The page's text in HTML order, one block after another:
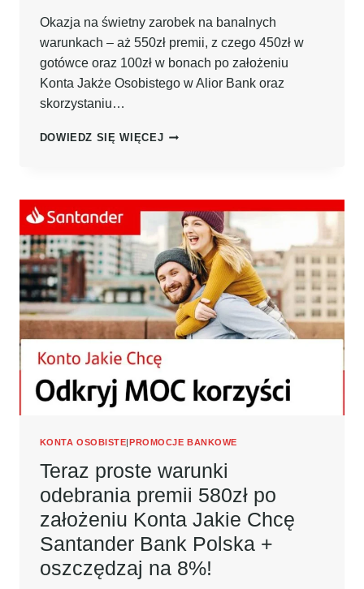
Okazja na świetny zarobek na banalnych
warunkach – aż 550zł premii, z czego 450zł w
gotówce oraz 100zł w bonach po założeniu
Konta Jakże Osobistego w Alior Bank oraz
skorzystaniu…
DOWIEDZ SIĘ WIĘCEJJESZCZE
W
PROMOCJI
KONTEM
JAKŻE
OSOBISTYM
ALIOR
BANK
+
KONCIE
OSZCZĘDNOŚCIOWYM!
KONTA OSOBISTE|PROMOCJE BANKOWE
Teraz proste warunki
odebrania premii 580zł po
założeniu Konta Jakie Chcę
Santander Bank Polska +
oszczędzaj na 8%!